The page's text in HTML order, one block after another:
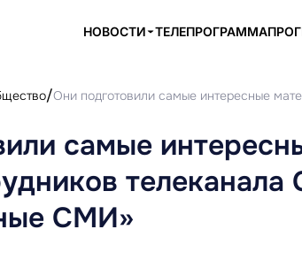
НОВОСТИ ТЕЛЕПРОГРАММА
Они подготовили самые интересные
самые
СМИ»